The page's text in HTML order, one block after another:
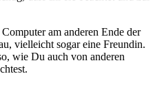
am anderen Ende der
vielleicht sogar eine Freundin.
wie Du auch von anderen